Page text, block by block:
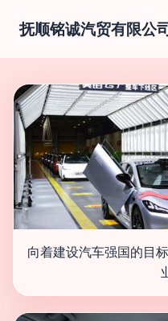
抚顺铭诚汽贸有限公
向着建设汽车强国的目